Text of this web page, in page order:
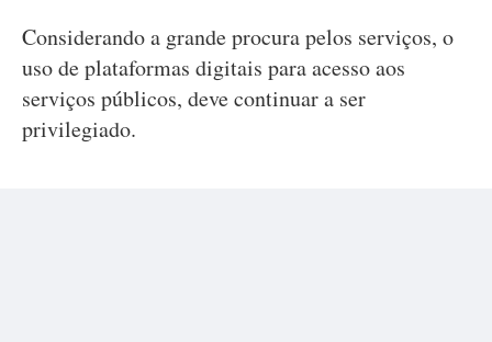
Considerando a grande procura pelos serviços, o
uso de plataformas digitais para acesso aos
serviços públicos, deve continuar a ser
privilegiado.